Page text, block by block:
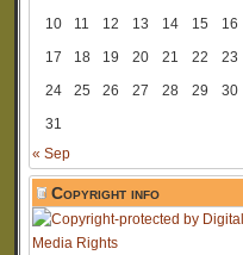
10
11 12 13 14 15
16
17
18 19 20 21 22
23
24
25 26 27 28 29
30
31
« Sep
Copyright info